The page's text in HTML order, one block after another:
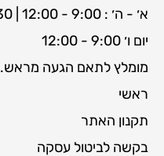
א׳ - ה׳ : 9:00 - 12:00 | 15:30 - 18:00
יום ו׳ 9:00 - 12:00
מומלץ לתאם הגעה מראש.
ראשי
תקנון האתר
בקשה לביטול עסקה